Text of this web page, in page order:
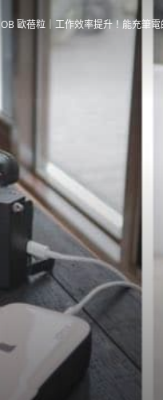
OB 歐蓓粒｜工作效率提升！能充筆